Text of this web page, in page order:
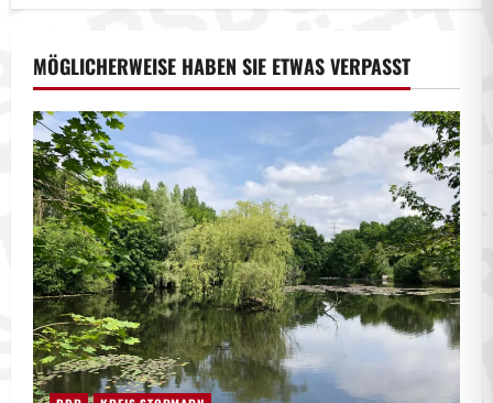
MÖGLICHERWEISE HABEN SIE ETWAS VERPASST